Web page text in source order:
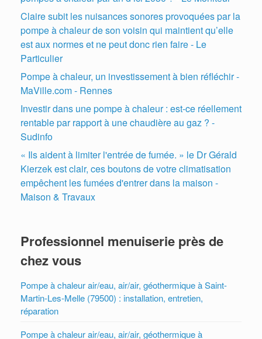
Claire subit les nuisances sonores provoquées par la
pompe à chaleur de son voisin qui maintient qu’elle
est aux normes et ne peut donc rien faire - Le
Particulier
Pompe à chaleur, un investissement à bien réfléchir -
MaVille.com - Rennes
Investir dans une pompe à chaleur : est-ce réellement
rentable par rapport à une chaudière au gaz ? -
Sudinfo
« Ils aident à limiter l'entrée de fumée. » le Dr Gérald
Kierzek est clair, ces boutons de votre climatisation
empêchent les fumées d'entrer dans la maison -
Maison & Travaux
Professionnel menuiserie près de
chez vous
Pompe à chaleur air/eau, air/air, géothermique à Saint-
Martin-Les-Melle (79500) : installation, entretien,
réparation
Pompe à chaleur air/eau, air/air, géothermique à